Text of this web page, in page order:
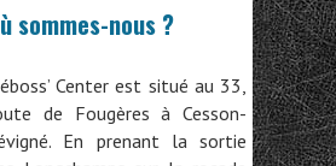
sommes-nous ?
Center est situé au 33,
de Fougères à Cesson-
En prenant la sortie